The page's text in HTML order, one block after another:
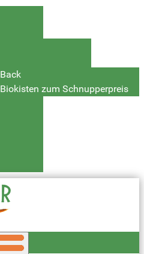
Back
Biokisten zum Schnupperpreis